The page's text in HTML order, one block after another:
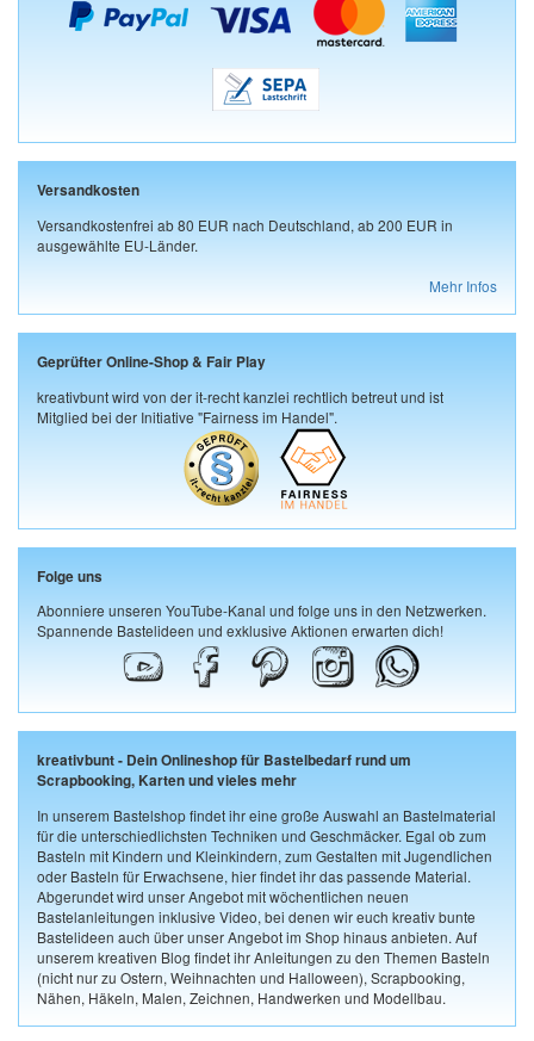
Versandkosten
Versandkostenfrei ab 80 EUR nach Deutschland, ab 200 EUR in
ausgewählte EU-Länder.
Mehr Infos
Geprüfter Online-Shop & Fair Play
kreativbunt wird von der it-recht kanzlei rechtlich betreut und ist
Mitglied bei der Initiative "Fairness im Handel".
Folge uns
Abonniere unseren YouTube-Kanal und folge uns in den Netzwerken.
Spannende Bastelideen und exklusive Aktionen erwarten dich!
kreativbunt - Dein Onlineshop für Bastelbedarf rund um
Scrapbooking, Karten und vieles mehr
In unserem Bastelshop findet ihr eine große Auswahl an Bastelmaterial
für die unterschiedlichsten Techniken und Geschmäcker. Egal ob zum
Basteln mit Kindern und Kleinkindern, zum Gestalten mit Jugendlichen
oder Basteln für Erwachsene, hier findet ihr das passende Material.
Abgerundet wird unser Angebot mit wöchentlichen neuen
Bastelanleitungen inklusive Video, bei denen wir euch kreativ bunte
Bastelideen auch über unser Angebot im Shop hinaus anbieten. Auf
unserem kreativen Blog findet ihr Anleitungen zu den Themen Basteln
(nicht nur zu Ostern, Weihnachten und Halloween), Scrapbooking,
Nähen, Häkeln, Malen, Zeichnen, Handwerken und Modellbau.